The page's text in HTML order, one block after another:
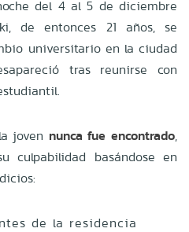
del 4 al 5 de diciembre
de entonces 21 años, se
universitario en la ciudad
tras reunirse con
joven nunca fue encontrado,
culpabilidad basándose en
de la residencia